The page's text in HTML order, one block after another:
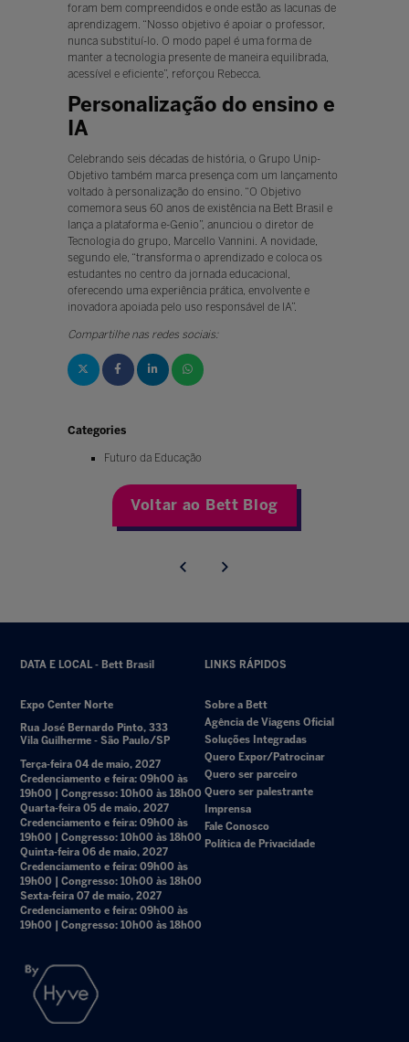
foram bem compreendidos e onde estão as lacunas de
aprendizagem. “Nosso objetivo é apoiar o professor,
nunca substituí-lo. O modo papel é uma forma de
manter a tecnologia presente de maneira equilibrada,
acessível e eficiente”, reforçou Rebecca.
Personalização do ensino e
IA
Celebrando seis décadas de história, o Grupo Unip-
Objetivo também marca presença com um lançamento
voltado à personalização do ensino. “O Objetivo
comemora seus 60 anos de existência na Bett Brasil e
lança a plataforma e-Genio”, anunciou o diretor de
Tecnologia do grupo, Marcello Vannini. A novidade,
segundo ele, “transforma o aprendizado e coloca os
estudantes no centro da jornada educacional,
oferecendo uma experiência prática, envolvente e
inovadora apoiada pelo uso responsável de IA”.
Compartilhe nas redes sociais:
Categories
Futuro da Educação
Voltar ao Bett Blog
DATA E LOCAL - Bett Brasil
Expo Center Norte
Rua José Bernardo Pinto, 333
Vila Guilherme - São Paulo/SP
Terça-feira 04 de maio, 2027
Credenciamento e feira: 09h00 às
19h00 | Congresso: 10h00 às 18h00
Quarta-feira 05 de maio, 2027
Credenciamento e feira: 09h00 às
19h00 | Congresso: 10h00 às 18h00
Quinta-feira 06 de maio, 2027
Credenciamento e feira: 09h00 às
19h00 | Congresso: 10h00 às 18h00
Sexta-feira 07 de maio, 2027
Credenciamento e feira: 09h00 às
19h00 | Congresso: 10h00 às 18h00
LINKS RÁPIDOS
Sobre a Bett
Agência de Viagens Oficial
Soluções Integradas
Quero Expor/Patrocinar
Quero ser parceiro
Quero ser palestrante
Imprensa
Fale Conosco
Política de Privacidade